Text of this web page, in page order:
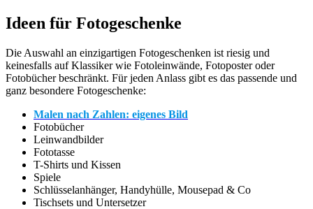
Ideen für Fotogeschenke
Die Auswahl an einzigartigen Fotogeschenken ist riesig und
keinesfalls auf Klassiker wie Fotoleinwände, Fotoposter oder
Fotobücher beschränkt. Für jeden Anlass gibt es das passende und
ganz besondere Fotogeschenke:
Malen nach Zahlen: eigenes Bild
Fotobücher
Leinwandbilder
Fototasse
T-Shirts und Kissen
Spiele
Schlüsselanhänger, Handyhülle, Mousepad & Co
Tischsets und Untersetzer